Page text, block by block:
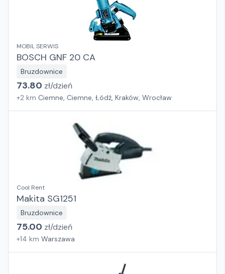
MOBIL SERWIS
BOSCH GNF 20 CA
Bruzdownice
73.80 zł/dzień
+2 km Ciemne, Ciemne, Łódź, Kraków, Wrocław
Cool Rent
Makita SG1251
Bruzdownice
75.00 zł/dzień
+14 km Warszawa